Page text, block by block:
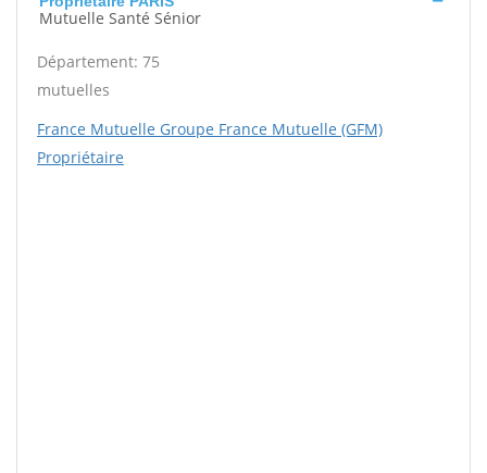
Mutuelle Santé Sénior
Département: 75
mutuelles
France Mutuelle Groupe France Mutuelle (GFM)
Propriétaire